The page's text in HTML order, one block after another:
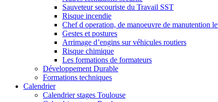
Sauveteur secouriste du Travail SST
Risque incendie
Chef d operation, de manoeuvre de manutention
Gestes et postures
Arrimage d’engins sur véhicules routiers
Risque chimique
Les formations de formateurs
Développement Durable
Formations techniques
Calendrier
Calendrier stages Toulouse